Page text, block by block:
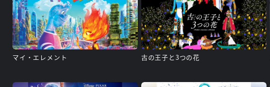
マイ・エレメント 古の王子と3つの花